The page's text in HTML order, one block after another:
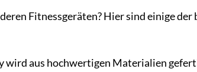
Fitnessgeräten? Hier sind einige
wird aus hochwertigen Materialien